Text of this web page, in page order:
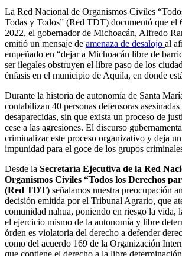
La Red Nacional de Organismos Civiles
Todas y Todos” (Red TDT) documentó que el
2022, el gobernador de Michoacán, Alfredo
emitió un mensaje de amenaza de desalojo al
empeñado en “dejar a Michoacán libre de
ser ilegales obstruyen el libre paso de los
énfasis en el municipio de Aquila, en donde
Durante la historia de autonomía de Santa
contabilizan 40 personas defensoras
desaparecidas, sin que exista un proceso de
cese a las agresiones. El discurso
criminalizar este proceso organizativo y deja
impunidad para el goce de los grupos
Desde la Secretaría Ejecutiva de la Red
Organismos Civiles “Todos los Derechos
(Red TDT) señalamos nuestra preocupación
decisión emitida por el Tribunal Agrario, que
comunidad nahua, poniendo en riesgo la vida,
el ejercicio mismo de la autonomía y libre
órden es violatoria del derecho a defender
como del acuerdo 169 de la Organización